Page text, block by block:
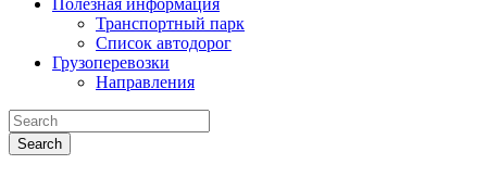
Полезная информация
Транспортный парк
Список автодорог
Грузоперевозки
Направления
Search